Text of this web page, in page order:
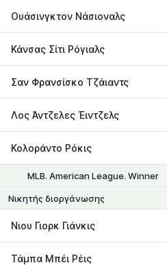
Ουάσινγκτον Νάσιοναλς
Κάνσας Σίτι Ρόγιαλς
Σαν Φρανσίσκο Τζάιαντς
Λος Άντζελες Έιντζελς
Κολοράντο Ρόκις
MLB. American League. Winner
Νικητής διοργάνωσης
Νιου Γιορκ Γιάνκις
Τάμπα Μπέι Ρέις